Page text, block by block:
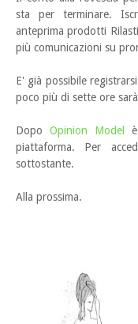
sta per terminare.
anteprima prodotti
più comunicazioni su
E' già possibile
poco più di sette ore
Dopo Opinion Model
piattaforma. Per
sottostante.
Alla prossima.